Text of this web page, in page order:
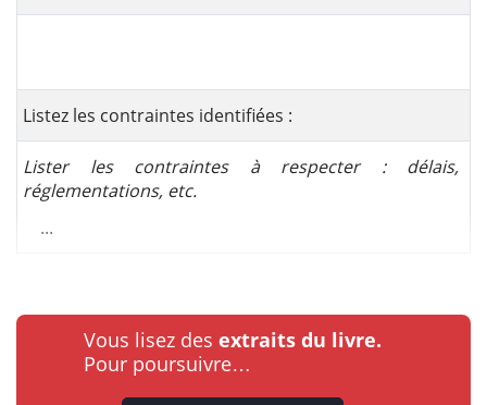
Listez les contraintes identifiées :
Lister les contraintes à respecter : délais,
réglementations, etc.
...
Vous lisez des extraits du livre.
Pour poursuivre…